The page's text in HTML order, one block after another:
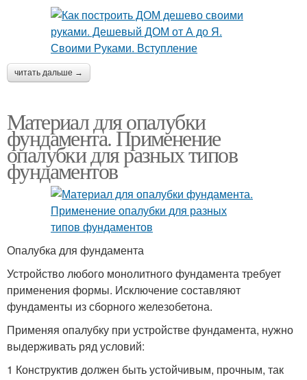
читать дальше →
Материал для опалубки
фундамента. Применение
опалубки для разных типов
фундаментов
Опалубка для фундамента
Устройство любого монолитного фундамента требует
применения формы. Исключение составляют
фундаменты из сборного железобетона.
Применяя опалубку при устройстве фундамента, нужно
выдерживать ряд условий:
1 Конструктив должен быть устойчивым, прочным, так